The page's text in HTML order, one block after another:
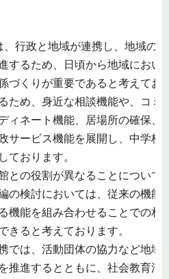
、行政と地域が連携し、地域の
するため、日頃から地域におい
づくりが重要であると考えてお
ため、身近な相談機能や、コミ
ィネート機能、居場所の確保、
サービス機能を展開し、中学校
ております。
との役割が異なることについて
の検討においては、従来の機能
機能を組み合わせることでの相
きると考えております。
では、活動団体の協力など地域
推進するとともに、社会教育活